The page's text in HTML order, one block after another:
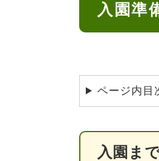
ごみ・環境・ペット
職員採用・人事
入園準
ページ内目
入園ま